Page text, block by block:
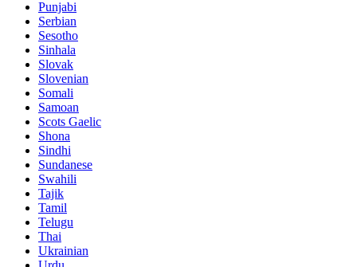
Punjabi
Serbian
Sesotho
Sinhala
Slovak
Slovenian
Somali
Samoan
Scots Gaelic
Shona
Sindhi
Sundanese
Swahili
Tajik
Tamil
Telugu
Thai
Ukrainian